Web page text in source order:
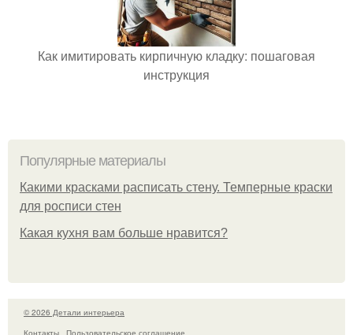
Как имитировать кирпичную кладку: пошаговая
инструкция
Популярные материалы
Какими красками расписать стену. Темперные краски
для росписи стен
Какая кухня вам больше нравится?
© 2026 Детали интерьера
Контакты
Пользовательское соглашение